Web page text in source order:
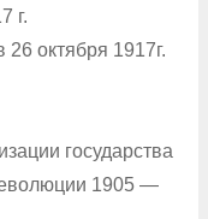
г.
октября 1917г.
государства
1905 —